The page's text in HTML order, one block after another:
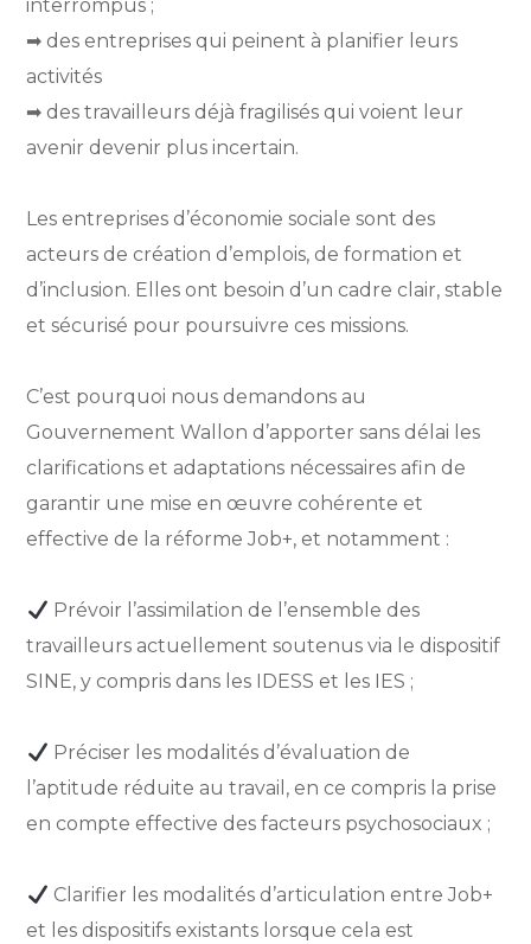
interrompus ;
➡︎ des entreprises qui peinent à planifier leurs
activités
➡︎ des travailleurs déjà fragilisés qui voient leur
avenir devenir plus incertain.
Les entreprises d’économie sociale sont des
acteurs de création d’emplois, de formation et
d’inclusion. Elles ont besoin d’un cadre clair, stable
et sécurisé pour poursuivre ces missions.
C’est pourquoi nous demandons au
Gouvernement Wallon d’apporter sans délai les
clarifications et adaptations nécessaires afin de
garantir une mise en œuvre cohérente et
effective de la réforme Job+, et notamment :
Prévoir l’assimilation de l’ensemble des
travailleurs actuellement soutenus via le dispositif
SINE, y compris dans les IDESS et les IES ;
Préciser les modalités d’évaluation de
l’aptitude réduite au travail, en ce compris la prise
en compte effective des facteurs psychosociaux ;
Clarifier les modalités d’articulation entre Job+
et les dispositifs existants lorsque cela est